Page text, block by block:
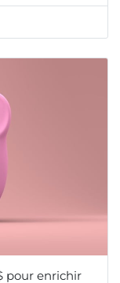
pour enrichir